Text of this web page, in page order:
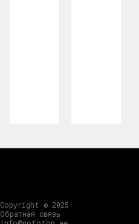
Copyright © 2025
Обратная связь